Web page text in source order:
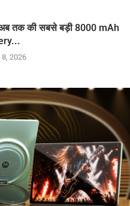
तक की सबसे बड़ी 8000 mAh
2026